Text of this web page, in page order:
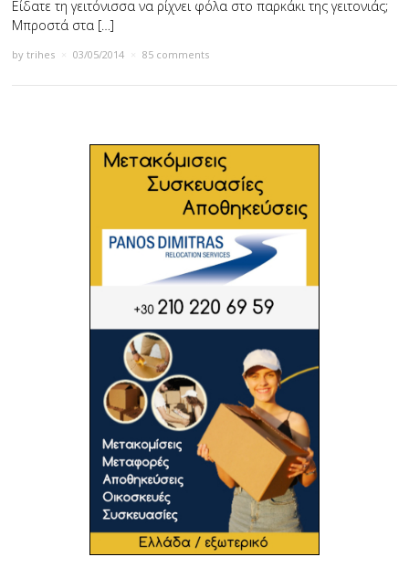
Είδατε τη γειτόνισσα να ρίχνει φόλα στο παρκάκι της γειτονιάς;
Μπροστά στα […]
bytrihes 03/05/2014 85 comments